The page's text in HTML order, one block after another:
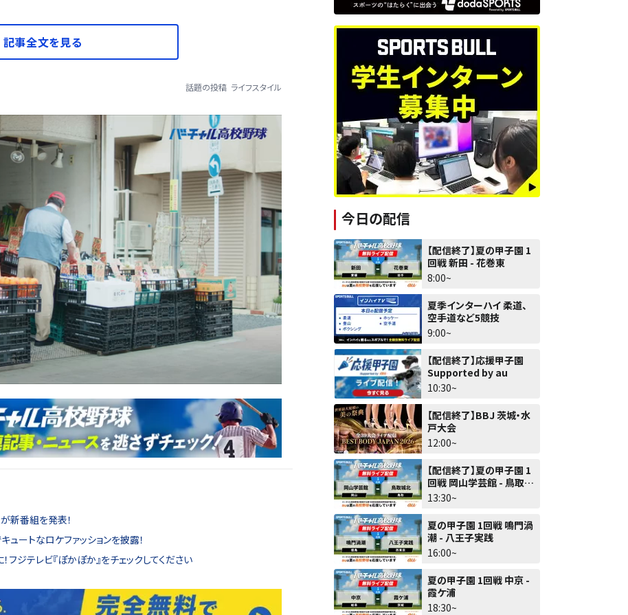
記事全文を見る
話題の投稿 ライフスタイル
新番組を発表！
ュートなロケファッションを披露！
ジテレビ『ぽかぽか』をチェックしてください
今日の配信
【配信終了】夏の甲子園 1
回戦 新田 - 花巻東
8:00~
夏季インターハイ 柔道、
空手道など5競技
9:00~
【配信終了】応援甲子園
Supported by au
10:30~
【配信終了】BBJ 茨城・水
戸大会
12:00~
【配信終了】夏の甲子園 1
回戦 岡山学芸館 - 鳥取城
北
13:30~
夏の甲子園 1回戦 鳴門渦
潮 - 八王子実践
16:00~
夏の甲子園 1回戦 中京 -
霞ケ浦
18:30~